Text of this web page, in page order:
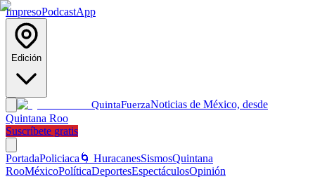
ImpresoPodcastApp
Edición
QuintaFuerzaNoticias de México, desde
Quintana Roo
Suscríbete gratis
PortadaPoliciaca 🌀 HuracanesSismosQuintana
RooMéxicoPolíticaDeportesEspectáculosOpinión